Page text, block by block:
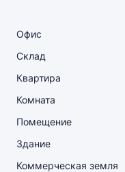
Офис
Склад
Квартира
Комната
Помещение
Здание
Коммерческая земля